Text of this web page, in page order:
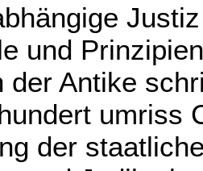
und
der Antike
umriss
der